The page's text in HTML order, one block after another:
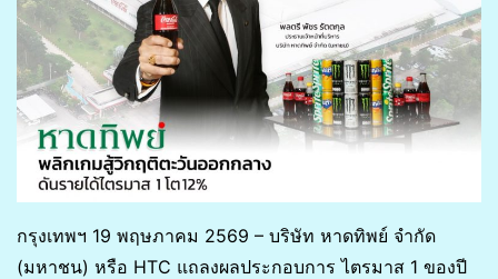
กรุงเทพฯ 19 พฤษภาคม 2569 – บริษัท หาดทิพย์ จำกัด
(มหาชน) หรือ HTC แถลงผลประกอบการ ไตรมาส 1 ของปี